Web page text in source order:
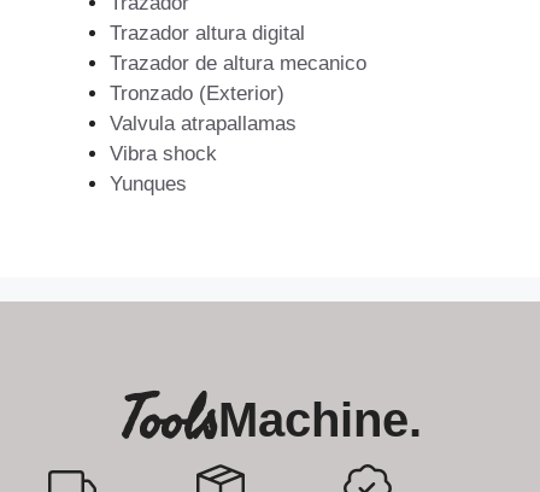
Trazador altura digital
Trazador de altura mecanico
Tronzado (Exterior)
Valvula atrapallamas
Vibra shock
Yunques
ToolsMachine.